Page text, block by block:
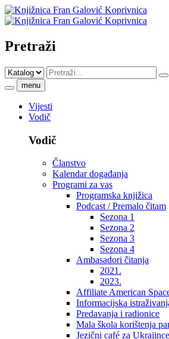
Pretraži
menu
Vijesti
Vodič
Vodič
Članstvo
Kalendar događanja
Programi za vas
Programska knjižica
Podcast / Premalo čitam
Sezona 1
Sezona 2
Sezona 3
Sezona 4
Ambasadori čitanja
2021.
2023.
Affiliate American
Informacijska
Predavanja i radionice
Mala škola korištenja
Jezični café za Ukrajince